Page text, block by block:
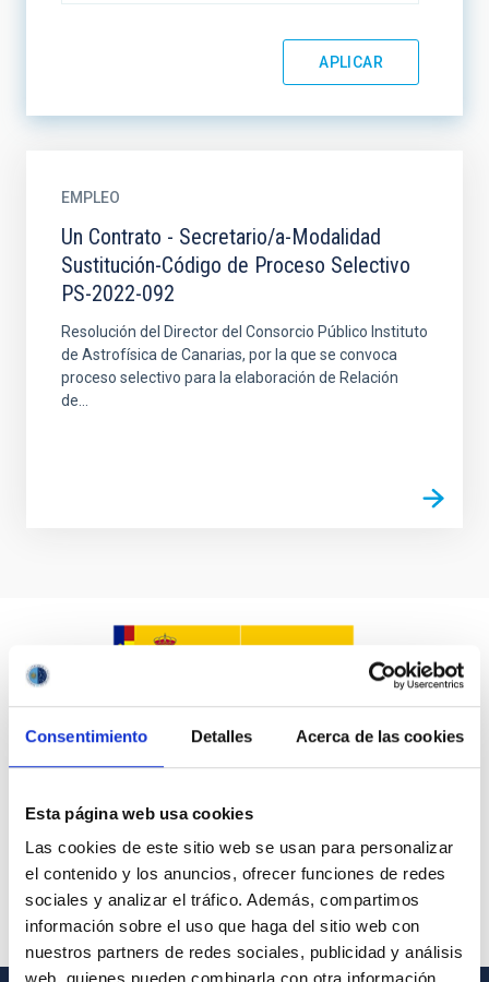
Consentimiento Detalles Acerca de las cookies
Esta página web usa cookies
Las cookies de este sitio web se usan para personalizar
el contenido y los anuncios, ofrecer funciones de redes
sociales y analizar el tráfico. Además, compartimos
información sobre el uso que haga del sitio web con
nuestros partners de redes sociales, publicidad y análisis
EMPLEO
Un Contrato - Secretario/a-Modalidad
Sustitución-Código de Proceso Selectivo
PS-2022-092
Resolución del Director del Consorcio Público Instituto
de Astrofísica de Canarias, por la que se convoca
proceso selectivo para la elaboración de Relación
de...